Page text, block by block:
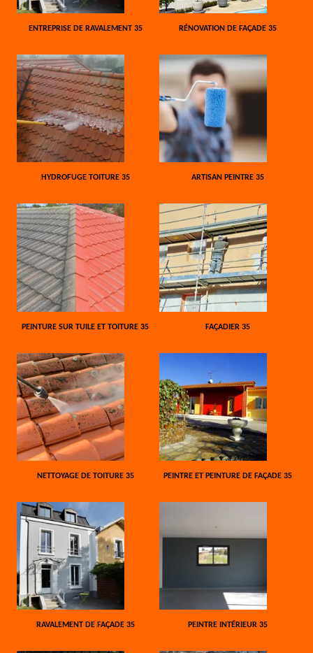
ENTREPRISE DE RAVALEMENT 35 RÉNOVATION DE FAÇADE 35
HYDROFUGE TOITURE 35 ARTISAN PEINTRE 35
PEINTURE SUR TUILE ET TOITURE 35 FAÇADIER 35
NETTOYAGE DE TOITURE 35 PEINTRE ET PEINTURE DE FAÇADE 35
RAVALEMENT DE FAÇADE 35 PEINTRE INTÉRIEUR 35